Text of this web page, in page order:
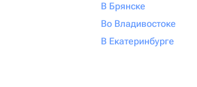
В Брянске
Во Владивостоке
В Екатеринбурге